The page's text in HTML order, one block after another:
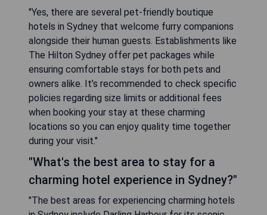
"Yes, there are several pet-friendly boutique
hotels in Sydney that welcome furry companions
alongside their human guests. Establishments like
The Hilton Sydney offer pet packages while
ensuring comfortable stays for both pets and
owners alike. It’s recommended to check specific
policies regarding size limits or additional fees
when booking your stay at these charming
locations so you can enjoy quality time together
during your visit."
"What's the best area to stay for a
charming hotel experience in Sydney?"
"The best areas for experiencing charming hotels